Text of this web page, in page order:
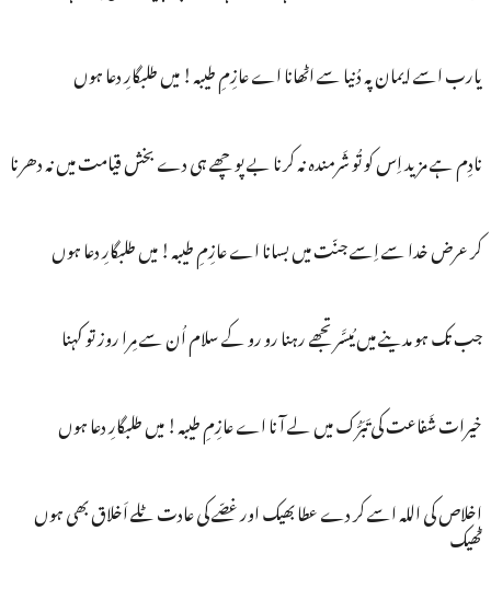
یارب اسے ایمان پہ دُنیا سے اٹھانا اے عازِمِ طیبہ! میں طلبگارِ دعا ہوں
نادِم ہے مزید اِس کو تُو شَرمندہ نہ کرنا بے پوچھے ہی دے بخش قیامت میں نہ دھرنا
کر عرض خدا سے اِسے جنّت میں بسانا اے عازِمِ طیبہ! میں طلبگارِ دعا ہوں
جب تک ہو مدینے میں مُیسَّر تجھے رہنا رو رو کے سلام اُن سے مِرا روز تو کہنا
خیرات شَفاعت کی تَبَرُّک میں لے آ نا اے عازِمِ طیبہ! میں طلبگارِ دعا ہوں
اخلاص کی اللہ اسے کر دے عطا بھیک اور غصّے کی عادت ٹلے اَخلاق بھی ہوں
ٹھیک